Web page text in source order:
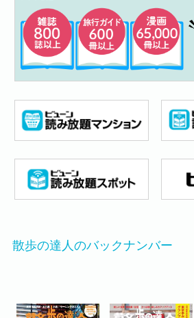
散歩の達人のバックナンバー